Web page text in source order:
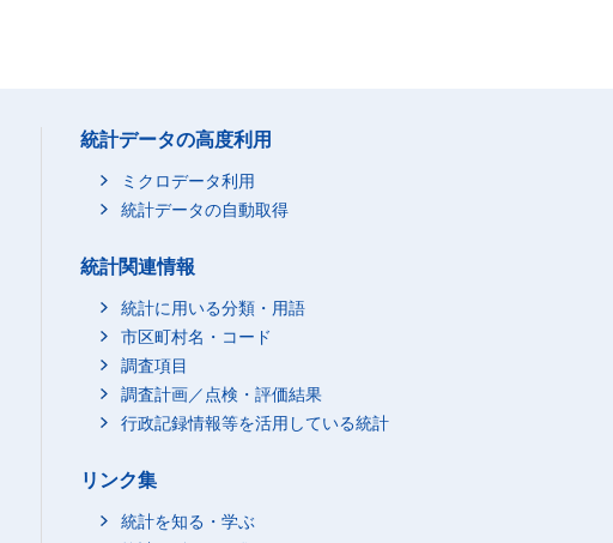
統計データの高度利用
ミクロデータ利用
統計データの自動取得
統計関連情報
統計に用いる分類・用語
市区町村名・コード
調査項目
調査計画／点検・評価結果
行政記録情報等を活用している統計
リンク集
統計を知る・学ぶ